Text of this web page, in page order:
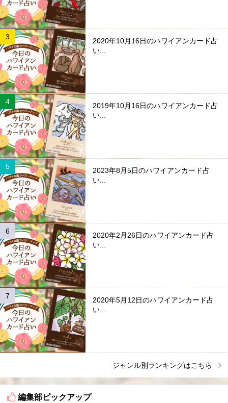
2020年10月16日のハワイアンカード占
い...
2019年10月16日のハワイアンカード占
い...
2023年8月5日のハワイアンカード占
い...
2020年2月26日のハワイアンカード占
い...
2020年5月12日のハワイアンカード占
い...
ジャンル別ランキングはこちら
編集部ピックアップ